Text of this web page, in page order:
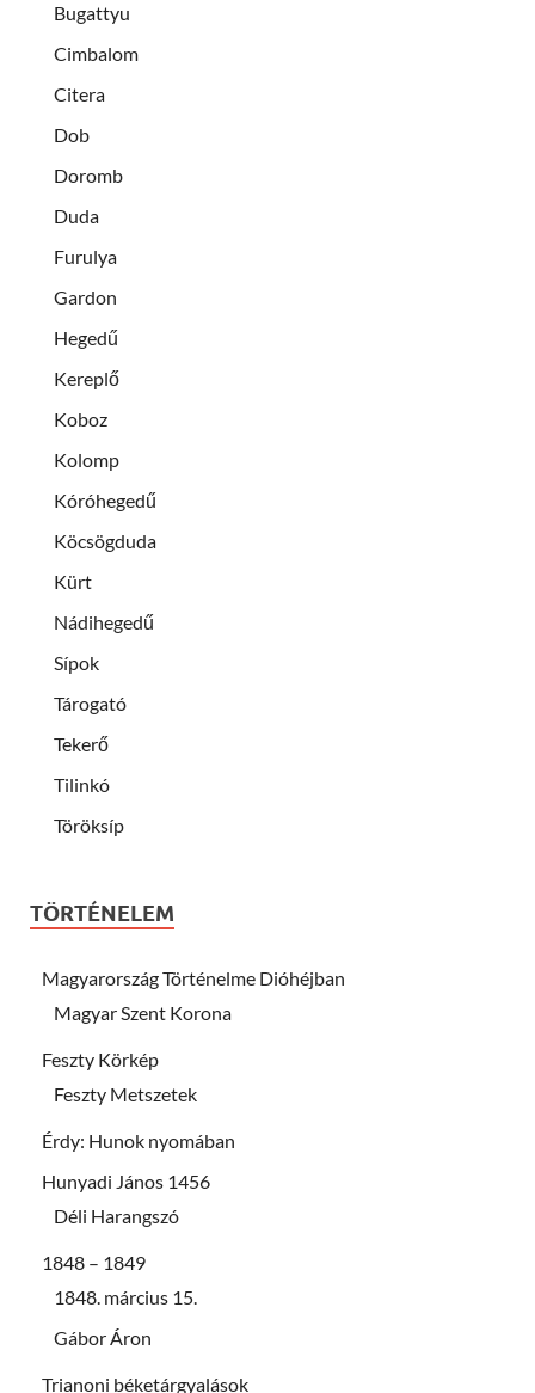
Bugattyu
Cimbalom
Citera
Dob
Doromb
Duda
Furulya
Gardon
Hegedű
Kereplő
Koboz
Kolomp
Kóróhegedű
Köcsögduda
Kürt
Nádihegedű
Sípok
Tárogató
Tekerő
Tilinkó
Töröksíp
TÖRTÉNELEM
Magyarország Történelme Dióhéjban
Magyar Szent Korona
Feszty Körkép
Feszty Metszetek
Érdy: Hunok nyomában
Hunyadi János 1456
Déli Harangszó
1848 – 1849
1848. március 15.
Gábor Áron
Trianoni béketárgyalások